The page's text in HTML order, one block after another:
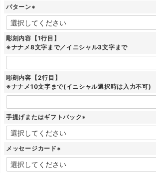
須
パターン
(
必
須
)
彫刻内容【1行目】
※ナナメ8文字まで／イニシャル3文字まで
彫刻内容【2行目】
※ナナメ10文字まで(イニシャル選択時は入力不可)
手提げまたはギフトバック
(
メッセージカード
(
必